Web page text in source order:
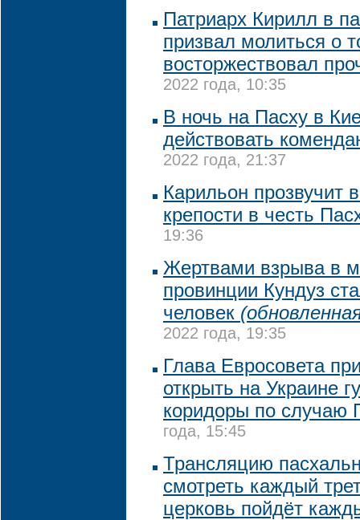
Патриарх Кирилл в
призвал молиться о
восторжествовал
2022 года, 10:35
В ночь на Пасху в
действовать
2022 года, 21:37
Карильон прозвучит
крепости в честь
19:36
Жертвами взрыва в
провинции Кундуз
человек
2022 года, 19:35
Глава Евросовета
открыть на Украине
коридоры по случаю
года, 15:45
Трансляцию
смотреть каждый
церковь пойдёт